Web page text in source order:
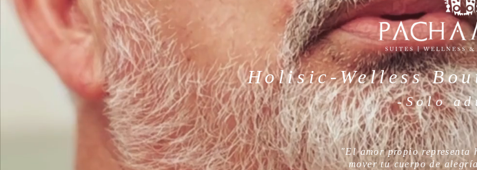
Holisic-Welless
-Solo
"El amor propio representa
mover tu cuerpo de